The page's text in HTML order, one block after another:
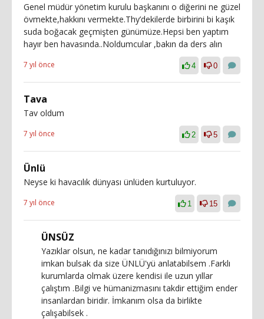
Genel müdür yönetim kurulu başkanını o diğerini ne güzel
övmekte,hakkını vermekte.Thy’dekilerde birbirini bi kaşık
suda boğacak geçmişten günümüze.Hepsi ben yaptım
hayır ben havasında..Noldumcular ,bakın da ders alın
7 yıl önce 4 0
Tava
Tav oldum
7 yıl önce 2 5
Ünlü
Neyse ki havacılık dünyası ünlüden kurtuluyor.
7 yıl önce 1 15
ÜNSÜZ
Yazıklar olsun, ne kadar tanıdığınızı bilmiyorum
imkan bulsak da size ÜNLÜ'yü anlatabilsem .Farklı
kurumlarda olmak üzere kendisi ile uzun yıllar
çalıştım .Bilgi ve hümanizmasını takdir ettiğim ender
insanlardan biridir. İmkanım olsa da birlikte
çalışabilsek .